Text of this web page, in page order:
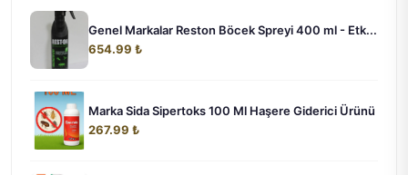
Genel Markalar Reston Böcek Spreyi 400 ml - Etk...
654.99 ₺
Marka Sida Sipertoks 100 Ml Haşere Giderici Ürünü
267.99 ₺